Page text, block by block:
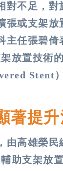
對不足，
張或支架
任張碧
放置技術
Stent
提升
高雄榮
助支架放